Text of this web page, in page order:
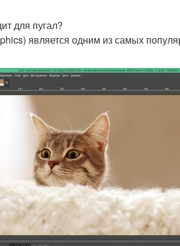
для пугал?
является одним из самых